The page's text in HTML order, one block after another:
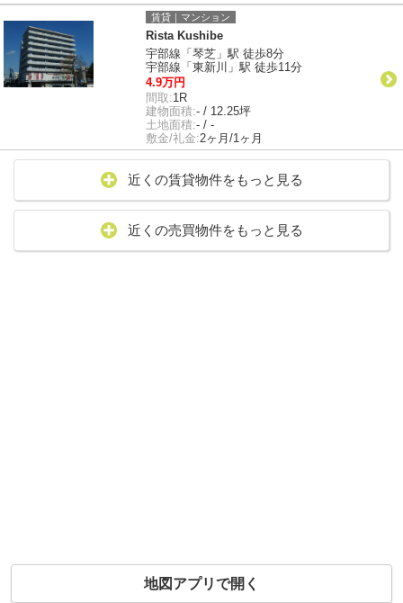
賃貸｜マンション
Rista Kushibe
宇部線「琴芝」駅 徒歩8分
宇部線「東新川」駅 徒歩11分
4.9万円
間取:1R
建物面積:- / 12.25坪
土地面積:- / -
敷金/礼金:2ヶ月/1ヶ月
近くの賃貸物件をもっと見る
近くの売買物件をもっと見る
地図アプリで開く